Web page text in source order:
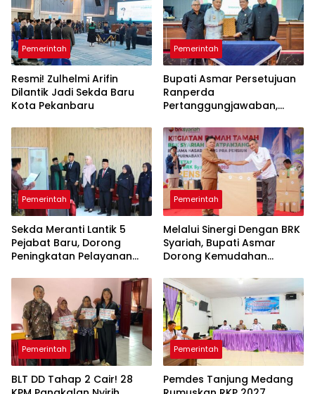
Pemerintah
Resmi! Zulhelmi Arifin
Dilantik Jadi Sekda Baru
Kota Pekanbaru
Pemerintah
Bupati Asmar Persetujuan
Ranperda
Pertanggungjawaban,
Pemkab dan DPRD
Pemerintah
Sekda Meranti Lantik 5
Pejabat Baru, Dorong
Peningkatan Pelayanan
Pemerintah
Melalui Sinergi Dengan BRK
Syariah, Bupati Asmar
Dorong Kemudahan
Pemerintah
BLT DD Tahap 2 Cair! 28
Pemerintah
Pemdes Tanjung Medang